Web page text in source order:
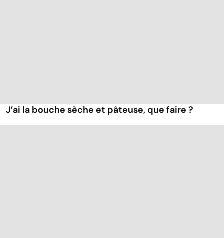
J’ai la bouche sèche et pâteuse, que faire ?